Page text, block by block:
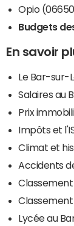
Opio
Budgets
En savoir
Le Bar-sur-
Salaires au
Prix
Impôts et
Climat et
Accidents
Lycée au